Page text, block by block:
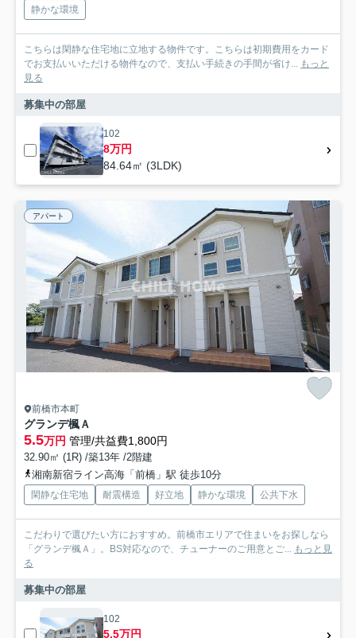
静かな環境
こちらは閑静な住宅地に立地する物件です。こちらは初期費用をカード
でお支払いいただける物件なので、支払い手続きの手間が省け... もっと
見る
募集中の部屋
102
8万円
84.64㎡ (3LDK)
アパート
前橋市本町
グランデ楓Ａ
5.5万円 管理/共益費1,800円
32.90㎡ (1R) /築13年 /2階建
湘南新宿ライン高海「前橋」駅 徒歩10分
閑静な住宅地 耐震構造 好立地 静かな環境 公共下水
こだわりで選びたい方におすすめ。前橋市エリアで住まいをお探しなら
「グランデ楓Ａ」。BS対応なので、チューナーのご用意とご...
もっと見
る
募集中の部屋
102
5.5万円